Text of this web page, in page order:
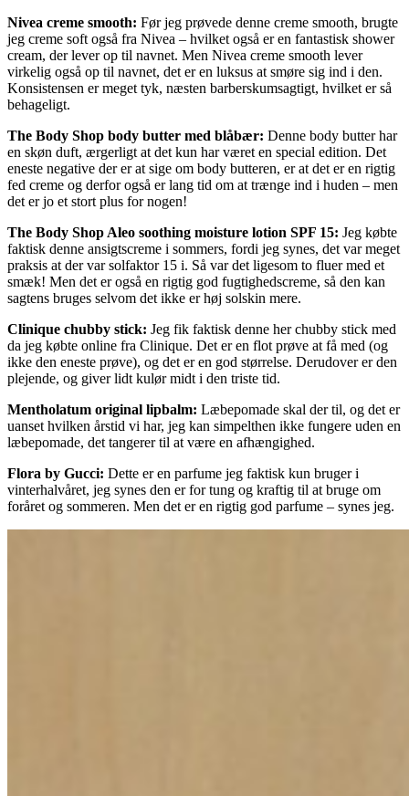
Nivea creme smooth: Før jeg prøvede denne creme smooth, brugte
jeg creme soft også fra Nivea – hvilket også er en fantastisk shower
cream, der lever op til navnet. Men Nivea creme smooth lever
virkelig også op til navnet, det er en luksus at smøre sig ind i den.
Konsistensen er meget tyk, næsten barberskumsagtigt, hvilket er så
behageligt.
The Body Shop body butter med blåbær: Denne body butter har
en skøn duft, ærgerligt at det kun har været en special edition. Det
eneste negative der er at sige om body butteren, er at det er en rigtig
fed creme og derfor også er lang tid om at trænge ind i huden – men
det er jo et stort plus for nogen!
The Body Shop Aleo soothing moisture lotion SPF 15: Jeg købte
faktisk denne ansigtscreme i sommers, fordi jeg synes, det var meget
praksis at der var solfaktor 15 i. Så var det ligesom to fluer med et
smæk! Men det er også en rigtig god fugtighedscreme, så den kan
sagtens bruges selvom det ikke er høj solskin mere.
Clinique chubby stick: Jeg fik faktisk denne her chubby stick med
da jeg købte online fra Clinique. Det er en flot prøve at få med (og
ikke den eneste prøve), og det er en god størrelse. Derudover er den
plejende, og giver lidt kulør midt i den triste tid.
Mentholatum original lipbalm: Læbepomade skal der til, og det er
uanset hvilken årstid vi har, jeg kan simpelthen ikke fungere uden en
læbepomade, det tangerer til at være en afhængighed.
Flora by Gucci: Dette er en parfume jeg faktisk kun bruger i
vinterhalvåret, jeg synes den er for tung og kraftig til at bruge om
foråret og sommeren. Men det er en rigtig god parfume – synes jeg.